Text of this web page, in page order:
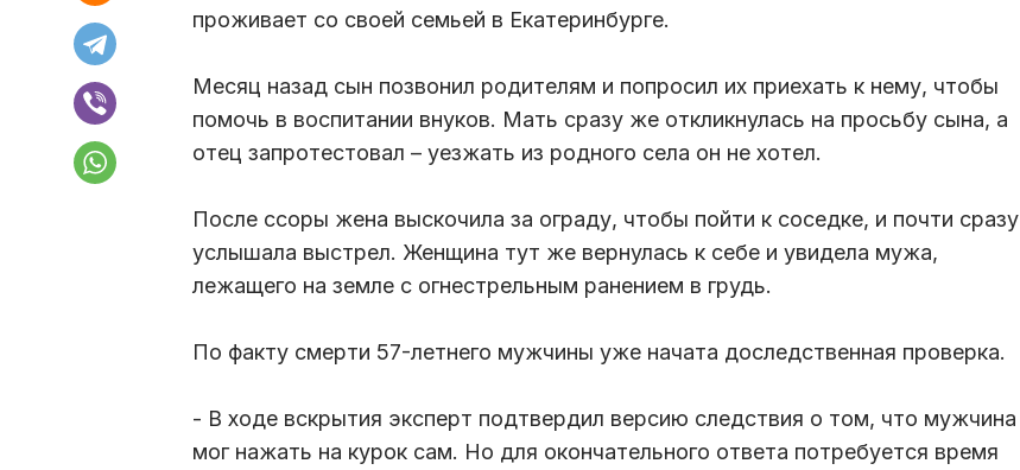
проживает со своей семьей в Екатеринбурге.
Месяц назад сын позвонил родителям и попросил их приехать к нему, чтобы
помочь в воспитании внуков. Мать сразу же откликнулась на просьбу сына, а
отец запротестовал – уезжать из родного села он не хотел.
После ссоры жена выскочила за ограду, чтобы пойти к соседке, и почти сразу
услышала выстрел. Женщина тут же вернулась к себе и увидела мужа,
лежащего на земле с огнестрельным ранением в грудь.
По факту смерти 57-летнего мужчины уже начата доследственная проверка.
- В ходе вскрытия эксперт подтвердил версию следствия о том, что мужчина
мог нажать на курок сам. Но для окончательного ответа потребуется время